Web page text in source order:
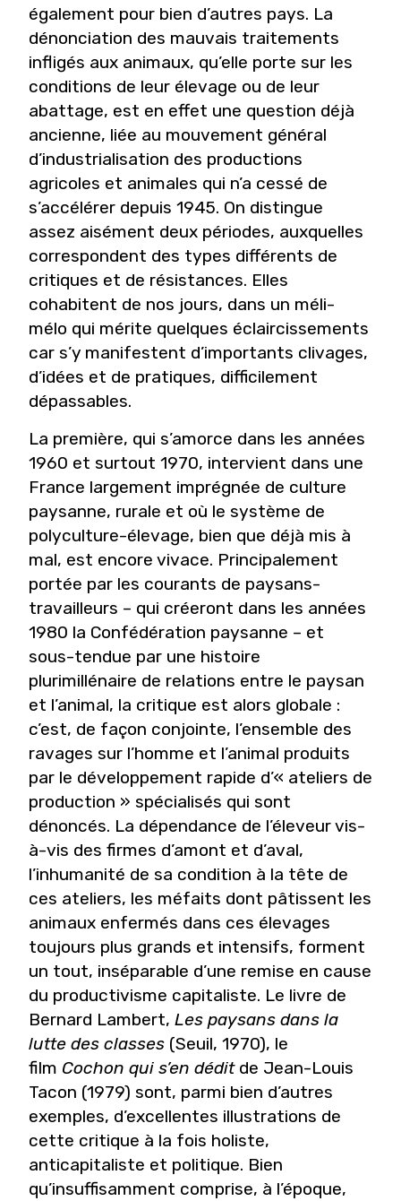
également pour bien d’autres pays. La
dénonciation des mauvais traitements
infligés aux animaux, qu’elle porte sur les
conditions de leur élevage ou de leur
abattage, est en effet une question déjà
ancienne, liée au mouvement général
d’industrialisation des productions
agricoles et animales qui n’a cessé de
s’accélérer depuis 1945. On distingue
assez aisément deux périodes, auxquelles
correspondent des types différents de
critiques et de résistances. Elles
cohabitent de nos jours, dans un méli-
mélo qui mérite quelques éclaircissements
car s’y manifestent d’importants clivages,
d’idées et de pratiques, difficilement
dépassables.
La première, qui s’amorce dans les années
1960 et surtout 1970, intervient dans une
France largement imprégnée de culture
paysanne, rurale et où le système de
polyculture-élevage, bien que déjà mis à
mal, est encore vivace. Principalement
portée par les courants de paysans-
travailleurs – qui créeront dans les années
1980 la Confédération paysanne – et
sous-tendue par une histoire
plurimillénaire de relations entre le paysan
et l’animal, la critique est alors globale :
c’est, de façon conjointe, l’ensemble des
ravages sur l’homme et l’animal produits
par le développement rapide d’« ateliers de
production » spécialisés qui sont
dénoncés. La dépendance de l’éleveur vis-
à-vis des firmes d’amont et d’aval,
l’inhumanité de sa condition à la tête de
ces ateliers, les méfaits dont pâtissent les
animaux enfermés dans ces élevages
toujours plus grands et intensifs, forment
un tout, inséparable d’une remise en cause
du productivisme capitaliste. Le livre de
Bernard Lambert, Les paysans dans la
lutte des classes (Seuil, 1970), le
film Cochon qui s’en déditde Jean-Louis
Tacon (1979) sont, parmi bien d’autres
exemples, d’excellentes illustrations de
cette critique à la fois holiste,
anticapitaliste et politique. Bien
qu’insuffisamment comprise, à l’époque,